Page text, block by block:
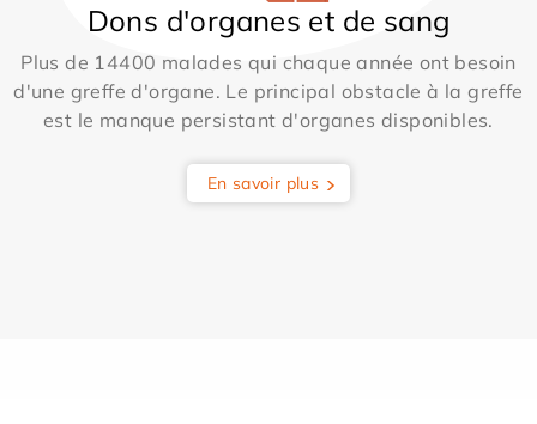
Dons d'organes et de sang
Plus de 14400 malades qui chaque année ont besoin
d'une greffe d'organe. Le principal obstacle à la greffe
est le manque persistant d'organes disponibles.
En savoir plus